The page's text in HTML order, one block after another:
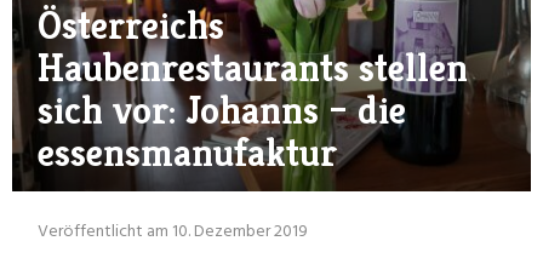
Österreichs
Haubenrestaurants stellen
sich vor: Johanns – die
essensmanufaktur
Veröffentlicht am 10. Dezember 2019